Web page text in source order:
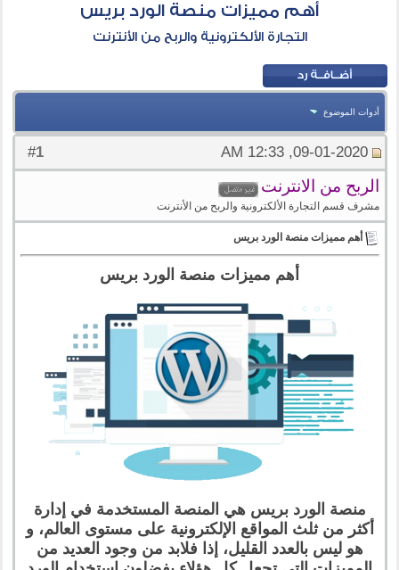
أهم مميزات منصة الورد بريس
التجارة الألكترونية والربح من الأنترنت
أدوات الموضوع
#
1 09-01-2020, 12:33 AM
الربح من الانترنت
مشرف قسم التجارة الألكترونية والربح من الأنترنت
أهم مميزات منصة الورد بريس
أهم مميزات منصة الورد بريس
منصة الورد بريس هي المنصة المستخدمة في إدارة
أكثر من ثلث المواقع الإلكترونية على مستوى العالم، و
هو ليس بالعدد القليل، إذا فلابد من وجود العديد من